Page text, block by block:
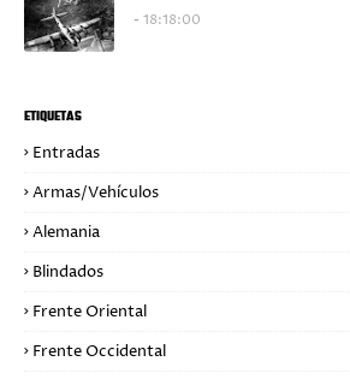
18:18:00
ETIQUETAS
Entradas
Armas/Vehículos
Alemania
Blindados
Frente Oriental
Frente Occidental